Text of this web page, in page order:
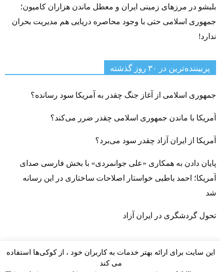
بلبشو در مرزهای زمینی ایران و معطل ماندن هزاران کامیون؛
جمهوری اسلامی حتی با وجود محاصره دریایی هم مدیریت بحران
ندارد!
پربیننده‌ترین‌ در ۳۰ روز گذشته
جمهوری اسلامی از آغاز جنگ چقدر به آمریکا سود رسانده؟
آمریکا با ماندن جمهوری اسلامی چقدر ضرر می‌کند؟
آمریکا از ایران آزاد چقدر سود می‌برد؟
پایان دادن به همکاری «علی جوانمردی» با بخش فارسی صدای
آمریکا؛ احمد باطبی خواستار اصلاحات ساختاری در این رسانه
شد
تحول گردشگری در ایران آزاد
این سایت برای ارائه بهتر خدمات به کاربران خود ، از کوکی‌ها استفاده
می کند